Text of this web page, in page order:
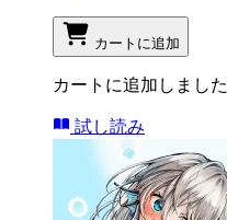
カートに追加
カートに追加しました
試し読み